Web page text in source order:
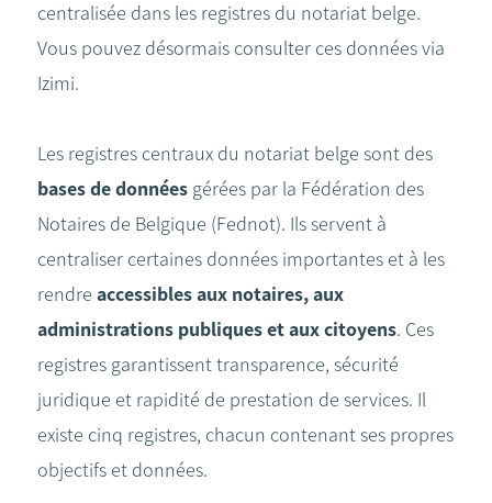
centralisée dans les registres du notariat belge.
Vous pouvez désormais consulter ces données via
Izimi.
Les registres centraux du notariat belge sont des
bases de données gérées par la Fédération des
Notaires de Belgique (Fednot). Ils servent à
centraliser certaines données importantes et à les
rendre accessibles aux notaires, aux
administrations publiques et aux citoyens. Ces
registres garantissent transparence, sécurité
juridique et rapidité de prestation de services. Il
existe cinq registres, chacun contenant ses propres
objectifs et données.